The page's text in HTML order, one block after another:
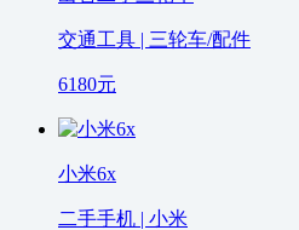
交通工具 | 三轮车/配件
6180元
小米6x
二手手机 | 小米